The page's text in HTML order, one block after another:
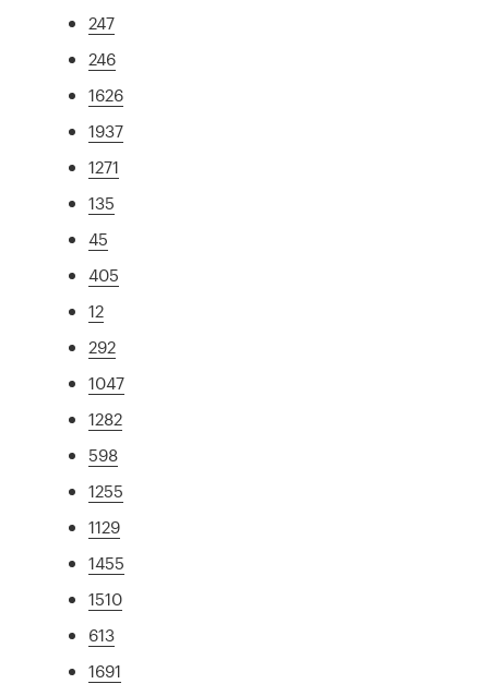
247
246
1626
1937
1271
135
45
405
12
292
1047
1282
598
1255
1129
1455
1510
613
1691